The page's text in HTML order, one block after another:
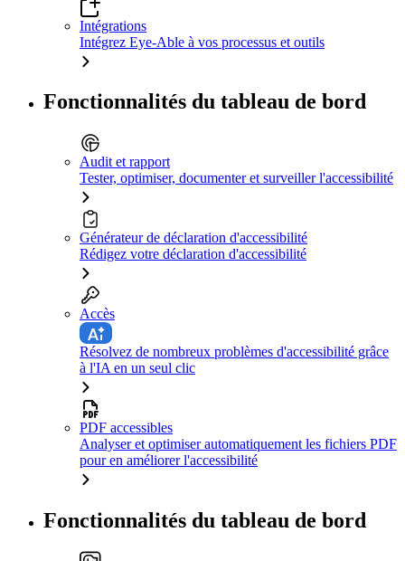
Intégrations
Intégrez Eye-Able à vos processus et outils
Fonctionnalités du tableau de bord
Audit et rapport
Tester, optimiser, documenter et surveiller l'accessibilité
Générateur de déclaration d'accessibilité
Rédigez votre déclaration d'accessibilité
Accès
Résolvez de nombreux problèmes d'accessibilité grâce
à l'IA en un seul clic
PDF accessibles
Analyser et optimiser automatiquement les fichiers PDF
pour en améliorer l'accessibilité
Fonctionnalités du tableau de bord